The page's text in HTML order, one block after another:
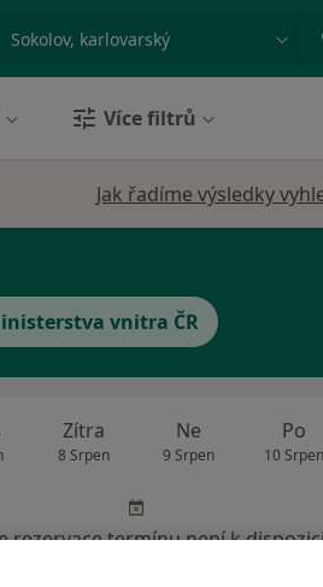
Město nebo region
Více filtrů
Jak řadíme výsledky
vnitra ČR
Zítra
8 Srpen
Ne
9 Srpen
Po
10 Srpen
rezervace termínu není k